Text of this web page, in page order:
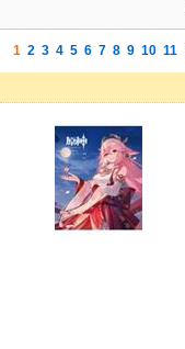
1 2 3 4 5 6 7 8 9 10 11